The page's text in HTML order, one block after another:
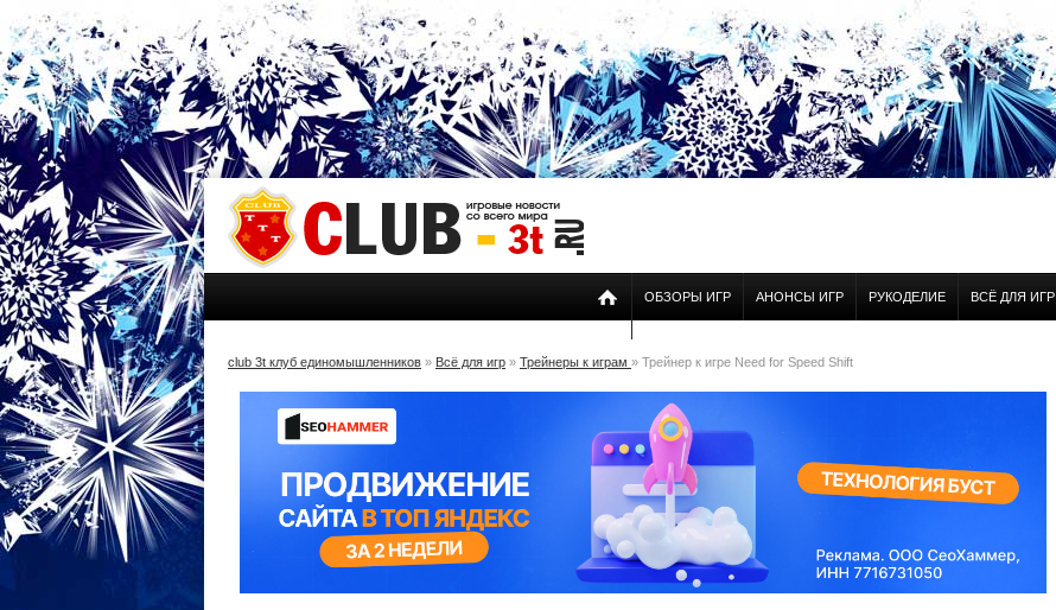
ОБЗОРЫ ИГР АНОНСЫ ИГР РУКОДЕЛИЕ ВСЁ ДЛЯ ИГР
club 3t клуб единомышленников » Всё для игр » Трейнеры к играм » Трейнер к игре Need for Speed Shift